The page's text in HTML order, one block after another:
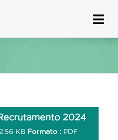
2024
KB Formato : PDF